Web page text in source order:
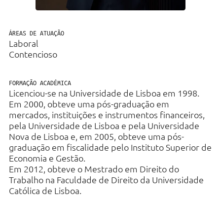
Direito Laboral
Imobiliário & Urbanismo
Contencioso
Administrativo
Regulatório e Proteção de Dados
ÁREAS DE ATUAÇÃO
Laboral
Contencioso
FORMAÇÃO ACADÉMICA
Licenciou-se na Universidade de Lisboa em 1998.
Em 2000, obteve uma pós-graduação em
mercados, instituições e instrumentos financeiros,
pela Universidade de Lisboa e pela Universidade
Nova de Lisboa e, em 2005, obteve uma pós-
graduação em fiscalidade pelo Instituto Superior de
Economia e Gestão.
Em 2012, obteve o Mestrado em Direito do
Trabalho na Faculdade de Direito da Universidade
Católica de Lisboa.